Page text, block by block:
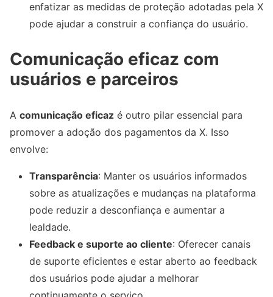
enfatizar as medidas de proteção adotadas pela X
pode ajudar a construir a confiança do usuário.
Comunicação eficaz com
usuários e parceiros
A comunicação eficaz é outro pilar essencial para
promover a adoção dos pagamentos da X. Isso
envolve:
Transparência: Manter os usuários informados
sobre as atualizações e mudanças na plataforma
pode reduzir a desconfiança e aumentar a
lealdade.
Feedback e suporte ao cliente: Oferecer canais
de suporte eficientes e estar aberto ao feedback
dos usuários pode ajudar a melhorar